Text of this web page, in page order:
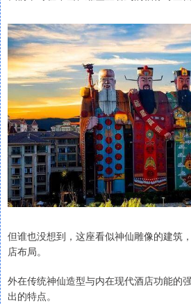
但谁也没想到，这座看似神仙雕像的建筑
店布局。
外在传统神仙造型与内在现代酒店功能的
出的特点。